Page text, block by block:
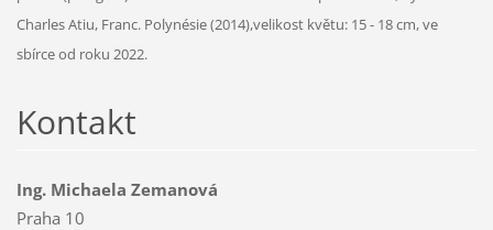
Charles Atiu, Franc. Polynésie (2014),velikost květu: 15 - 18 cm, ve
sbírce od roku 2022.
Kontakt
Ing. Michaela Zemanová
Praha 10